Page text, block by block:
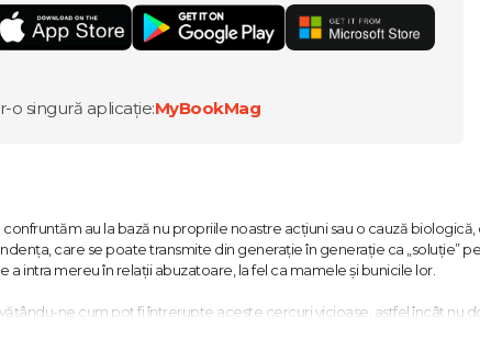
o singură aplicație:MyBookMag
au la bază nu propriile noastre acțiuni sau o cauză biologică,
care se poate transmite din generație în generație ca „soluție”
intra mereu în relații abuzatoare, la fel ca mamele și bunicile lor.
ne cum pot fi întrerupte aceste cercuri vicioase, astfel încât nu